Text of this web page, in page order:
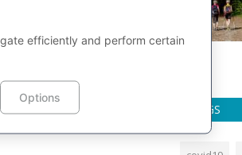
TAGS
efficiently and perform certain
Options